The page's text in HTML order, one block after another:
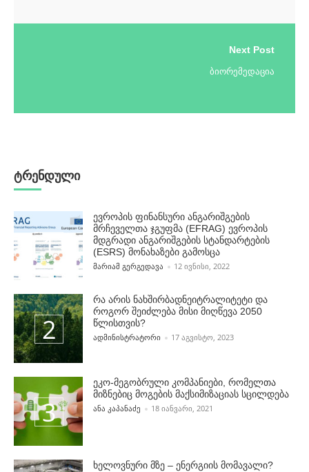
Next Post
ბიორემედაცია
ტრენდული
ევროპის ფინანსური ანგარიშგების
მრჩეველთა ჯგუფმა (EFRAG) ევროპის
მდგრადი ანგარიშგების სტანდარტების
(ESRS) მონახაზები გამოსცა
POSTED BY
ᲛᲐᲠᲘᲐᲛ ᲒᲔᲠᲒᲔᲓᲐᲕᲐ 12 ᲘᲕᲜᲘᲡᲘ, 2022
რა არის ნახშირბადნეიტრალიტეტი და
როგორ შეიძლება მისი მიღწევა 2050
წლისთვის?
POSTED BY
ᲐᲓᲛᲘᲜᲘᲡᲢᲠᲐᲢᲝᲠᲘ 17 ᲐᲒᲕᲘᲡᲢᲝ, 2023
ეკო-მეგობრული კომპანიები, რომელთა
მიზნებიც მოგების მაქსიმიზაციას სცილდება
POSTED BY
ᲐᲜᲐ ᲙᲐᲞᲐᲜᲐᲫᲔ 18 ᲘᲐᲜᲕᲐᲠᲘ, 2021
ხელოვნური მზე – ენერგიის მომავალი?